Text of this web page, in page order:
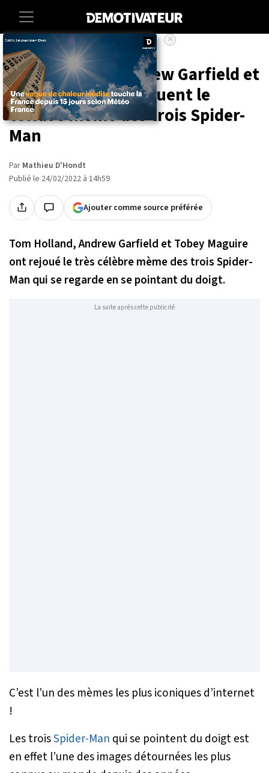
Accueil Entertainment
Tom Holland, Andrew Garfield et
Tobey Maguire rejouent le
célèbre mème des trois Spider-
Man
Par Mathieu D'Hondt
Publié le 24/02/2022 à 14h59
Ajouter comme source préférée
Tom Holland, Andrew Garfield et Tobey Maguire
ont rejoué le très célèbre mème des trois Spider-
Man qui se regarde en se pointant du doigt.
La suite après cette publicité
C’est l’un des mèmes les plus iconiques d’internet
!
Les troisSpider-Man qui se pointent du doigt est
en effet l’une des images détournées les plus
×